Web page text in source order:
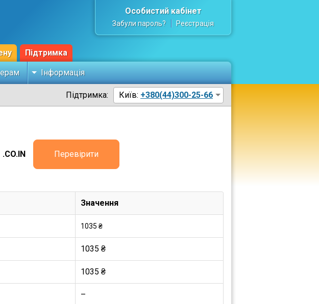
Підтримка
Особистий кабінет
Забули пароль? Реєстрація
Інформація
Підтримка: Київ: +380(44)300-25-66
.CO.IN Перевірити
Значення
1035 ₴
1035 ₴
1035 ₴
–